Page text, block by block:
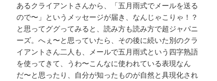
あるクライアントさんから、「五月雨式でメールを送る
ので〜」というメッセージが届き、なんじゃこりゃ！？
と思ってググってみると、読み方も読み方で超ジャパニ
ーズ。へぇ〜と思っていたら、その後に続いた別のクラ
イアントさん二人も、メールで五月雨式という四字熟語
を使ってきて、うわ〜こんなに使われている表現なん
だ〜と思ったり、自分が知ったものが自然と具現化され